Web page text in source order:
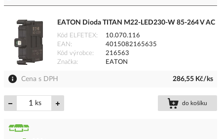
EATON Dioda TITAN M22-LED230-W 85-264 V AC
Kód ELFETEX
10.070.116
EAN
4015082165635
Kód výrobce
216563
Značka
EATON
Cena s DPH 286,55 Kč/ks
ks do košíku